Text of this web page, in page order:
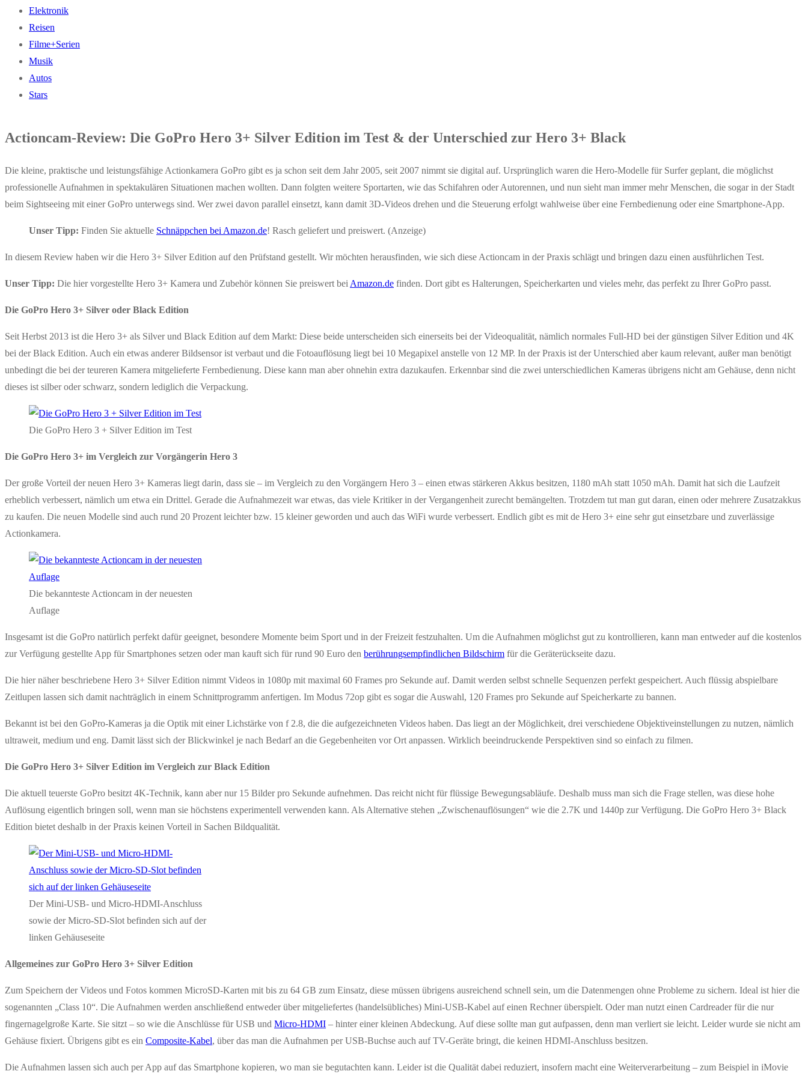
Elektronik
Reisen
Filme+Serien
Musik
Autos
Stars
Actioncam-Review: Die GoPro Hero 3+ Silver Edition im Test & der Unterschied zur Hero 3+ Black
Die kleine, praktische und leistungsfähige Actionkamera GoPro gibt es ja schon seit dem Jahr 2005, seit 2007 nimmt sie digital auf. Ursprünglich waren die Hero-Modelle für Surfer geplant, die möglichst
professionelle Aufnahmen in spektakulären Situationen machen wollten. Dann folgten weitere Sportarten, wie das Schifahren oder Autorennen, und nun sieht man immer mehr Menschen, die sogar in der Stadt
beim Sightseeing mit einer GoPro unterwegs sind. Wer zwei davon parallel einsetzt, kann damit 3D-Videos drehen und die Steuerung erfolgt wahlweise über eine Fernbedienung oder eine Smartphone-App.
Unser Tipp: Finden Sie aktuelle Schnäppchen bei Amazon.de! Rasch geliefert und preiswert. (Anzeige)
In diesem Review haben wir die Hero 3+ Silver Edition auf den Prüfstand gestellt. Wir möchten herausfinden, wie sich diese Actioncam in der Praxis schlägt und bringen dazu einen ausführlichen Test.
Unser Tipp: Die hier vorgestellte Hero 3+ Kamera und Zubehör können Sie preiswert bei Amazon.de finden. Dort gibt es Halterungen, Speicherkarten und vieles mehr, das perfekt zu Ihrer GoPro passt.
Die GoPro Hero 3+ Silver oder Black Edition
Seit Herbst 2013 ist die Hero 3+ als Silver und Black Edition auf dem Markt: Diese beide unterscheiden sich einerseits bei der Videoqualität, nämlich normales Full-HD bei der günstigen Silver Edition und 4K
bei der Black Edition. Auch ein etwas anderer Bildsensor ist verbaut und die Fotoauflösung liegt bei 10 Megapixel anstelle von 12 MP. In der Praxis ist der Unterschied aber kaum relevant, außer man benötigt
unbedingt die bei der teureren Kamera mitgelieferte Fernbedienung. Diese kann man aber ohnehin extra dazukaufen. Erkennbar sind die zwei unterschiedlichen Kameras übrigens nicht am Gehäuse, denn nicht
dieses ist silber oder schwarz, sondern lediglich die Verpackung.
Die GoPro Hero 3 + Silver Edition im Test
Die GoPro Hero 3+ im Vergleich zur Vorgängerin Hero 3
Der große Vorteil der neuen Hero 3+ Kameras liegt darin, dass sie – im Vergleich zu den Vorgängern Hero 3 – einen etwas stärkeren Akkus besitzen, 1180 mAh statt 1050 mAh. Damit hat sich die Laufzeit
erheblich verbessert, nämlich um etwa ein Drittel. Gerade die Aufnahmezeit war etwas, das viele Kritiker in der Vergangenheit zurecht bemängelten. Trotzdem tut man gut daran, einen oder mehrere Zusatzakkus
zu kaufen. Die neuen Modelle sind auch rund 20 Prozent leichter bzw. 15 kleiner geworden und auch das WiFi wurde verbessert. Endlich gibt es mit de Hero 3+ eine sehr gut einsetzbare und zuverlässige
Actionkamera.
Die bekannteste Actioncam in der neuesten
Auflage
Insgesamt ist die GoPro natürlich perfekt dafür geeignet, besondere Momente beim Sport und in der Freizeit festzuhalten. Um die Aufnahmen möglichst gut zu kontrollieren, kann man entweder auf die kostenlos
zur Verfügung gestellte App für Smartphones setzen oder man kauft sich für rund 90 Euro den berührungsempfindlichen Bildschirm für die Geräterückseite dazu.
Die hier näher beschriebene Hero 3+ Silver Edition nimmt Videos in 1080p mit maximal 60 Frames pro Sekunde auf. Damit werden selbst schnelle Sequenzen perfekt gespeichert. Auch flüssig abspielbare
Zeitlupen lassen sich damit nachträglich in einem Schnittprogramm anfertigen. Im Modus 72op gibt es sogar die Auswahl, 120 Frames pro Sekunde auf Speicherkarte zu bannen.
Bekannt ist bei den GoPro-Kameras ja die Optik mit einer Lichstärke von f 2.8, die die aufgezeichneten Videos haben. Das liegt an der Möglichkeit, drei verschiedene Objektiveinstellungen zu nutzen, nämlich
ultraweit, medium und eng. Damit lässt sich der Blickwinkel je nach Bedarf an die Gegebenheiten vor Ort anpassen. Wirklich beeindruckende Perspektiven sind so einfach zu filmen.
Die GoPro Hero 3+ Silver Edition im Vergleich zur Black Edition
Die aktuell teuerste GoPro besitzt 4K-Technik, kann aber nur 15 Bilder pro Sekunde aufnehmen. Das reicht nicht für flüssige Bewegungsabläufe. Deshalb muss man sich die Frage stellen, was diese hohe
Auflösung eigentlich bringen soll, wenn man sie höchstens experimentell verwenden kann. Als Alternative stehen „Zwischenauflösungen“ wie die 2.7K und 1440p zur Verfügung. Die GoPro Hero 3+ Black
Edition bietet deshalb in der Praxis keinen Vorteil in Sachen Bildqualität.
Der Mini-USB- und Micro-HDMI-Anschluss
sowie der Micro-SD-Slot befinden sich auf der
linken Gehäuseseite
Allgemeines zur GoPro Hero 3+ Silver Edition
Zum Speichern der Videos und Fotos kommen MicroSD-Karten mit bis zu 64 GB zum Einsatz, diese müssen übrigens ausreichend schnell sein, um die Datenmengen ohne Probleme zu sichern. Ideal ist hier die
sogenannten „Class 10“. Die Aufnahmen werden anschließend entweder über mitgeliefertes (handelsübliches) Mini-USB-Kabel auf einen Rechner überspielt. Oder man nutzt einen Cardreader für die nur
fingernagelgroße Karte. Sie sitzt – so wie die Anschlüsse für USB und Micro-HDMI – hinter einer kleinen Abdeckung. Auf diese sollte man gut aufpassen, denn man verliert sie leicht. Leider wurde sie nicht am
Gehäuse fixiert. Übrigens gibt es ein Composite-Kabel, über das man die Aufnahmen per USB-Buchse auch auf TV-Geräte bringt, die keinen HDMI-Anschluss besitzen.
Die Aufnahmen lassen sich auch per App auf das Smartphone kopieren, wo man sie begutachten kann. Leider ist die Qualität dabei reduziert, insofern macht eine Weiterverarbeitung – zum Beispiel in iMovie